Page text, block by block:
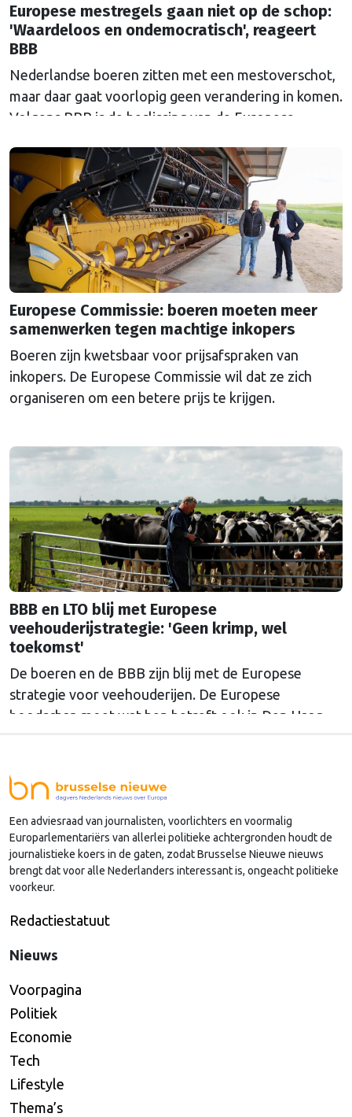
Europese mestregels gaan niet op de schop:
'Waardeloos en ondemocratisch', reageert
BBB
Nederlandse boeren zitten met een mestoverschot,
maar daar gaat voorlopig geen verandering in komen.
Volgens BBB is de beslissing van de Europese
Europese Commissie: boeren moeten meer
samenwerken tegen machtige inkopers
Boeren zijn kwetsbaar voor prijsafspraken van
inkopers. De Europese Commissie wil dat ze zich
organiseren om een betere prijs te krijgen.
BBB en LTO blij met Europese
veehouderijstrategie: 'Geen krimp, wel
toekomst'
De boeren en de BBB zijn blij met de Europese
strategie voor veehouderijen. De Europese
boodschap moet wat hen betreft ook in Den Haag
Een adviesraad van journalisten, voorlichters en voormalig
Europarlementariërs van allerlei politieke achtergronden houdt de
journalistieke koers in de gaten, zodat Brusselse Nieuwe nieuws
brengt dat voor alle Nederlanders interessant is, ongeacht politieke
voorkeur.
Redactiestatuut
Nieuws
Voorpagina
Politiek
Economie
Tech
Lifestyle
Thema’s